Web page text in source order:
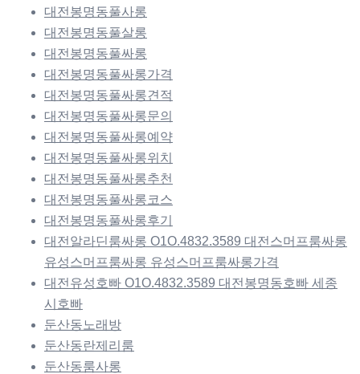
대전봉명동풀사롱
대전봉명동풀살롱
대전봉명동풀싸롱
대전봉명동풀싸롱가격
대전봉명동풀싸롱견적
대전봉명동풀싸롱문의
대전봉명동풀싸롱예약
대전봉명동풀싸롱위치
대전봉명동풀싸롱추천
대전봉명동풀싸롱코스
대전봉명동풀싸롱후기
대전알라딘룸싸롱 O1O.4832.3589 대전스머프룸싸롱
유성스머프룸싸롱 유성스머프룸싸롱가격
대전유성호빠 O1O.4832.3589 대전봉명동호빠 세종
시호빠
둔산동노래방
둔산동란제리룸
둔산동룸사롱